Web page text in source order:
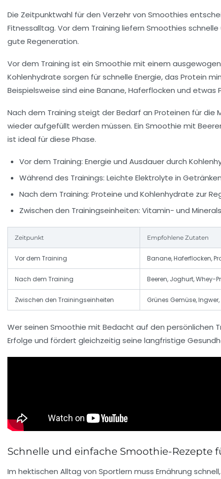
Die Zeitpunktwahl für den Verzehr von Smoothies
Fitnessalltag. Vor dem Training liefern Smoothies
gute Regeneration.
Vor dem Training ist ein Smoothie mit einem
Kohlenhydrate sorgen für schnelle Energie, das Protein
Beispielsweise sind eine Banane, Haferflocken und etwas
Nach dem Training steigt der Bedarf an Proteinen für die
wieder aufgefüllt werden müssen. Ein Smoothie mit
ist ideal für diese Phase.
Vor dem Training: Energie und Ausdauer durch
Während des Trainings: Leichte Elektrolyte in
Nach dem Training: Proteine und Kohlenhydrate zur
Zwischen den Trainingseinheiten: Vitamin- und
Zeitpunkt Empfohlene Zutaten
Vor dem Training Banane, Haferflocken,
Nach dem Training Beeren, Joghurt, Whey-
Zwischen den Trainingseinheiten Grünes Gemüse,
Wer seinen Smoothie mit Bedacht auf den persönlichen
Erfolge und fördert gleichzeitig seine langfristige
Schnelle und einfache Smoothie-Rezepte
Im hektischen Alltag von Sportlern muss Ernährung